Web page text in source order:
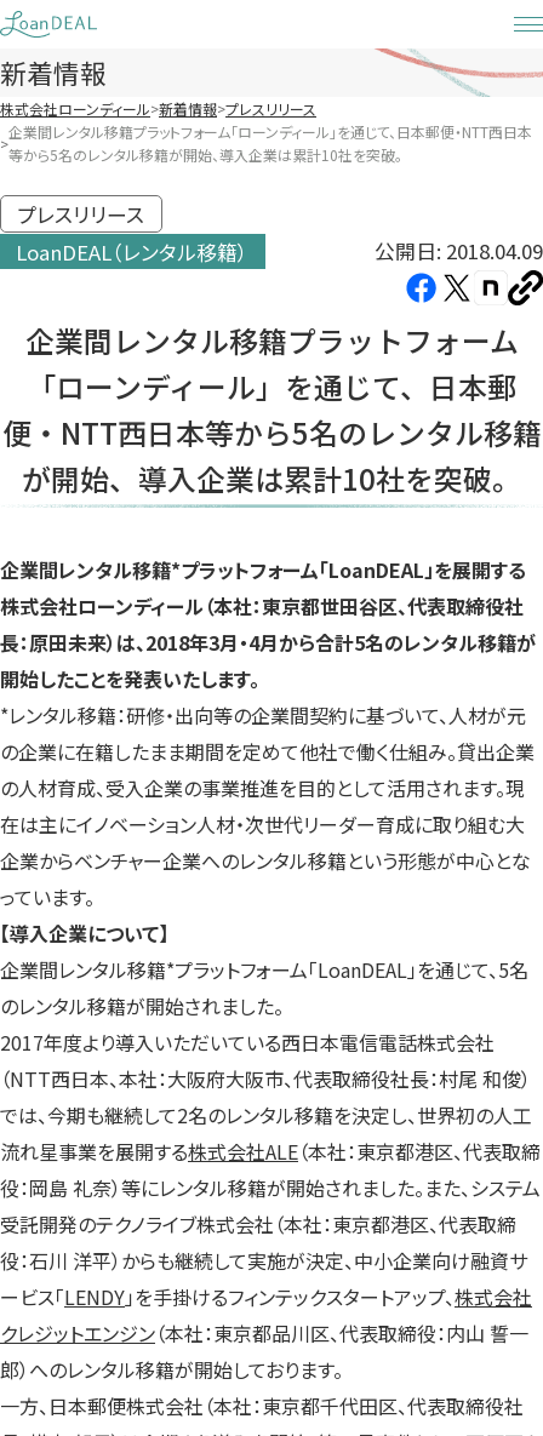
Skip
to
content
新着情報
株式会社ローンディール 新着情報 プレスリリース
企業間レンタル移籍プラットフォーム「ローンディール」を通じて、日本郵便・NTT西日本
等から5名のレンタル移籍が開始、導入企業は累計10社を突破。
プレスリリース
LoanDEAL（レンタル移籍）
公開日: 2018.04.09
Facebook（新
い
ブ
で
開
き
す）
X（新
い
タ
ブ
で
開
き
す）
note（新
い
タ
ブ
で
開
き
す）
企業間レンタル移籍プラットフォーム
「ローンディール」を通じて、日本郵
便・NTT西日本等から5名のレンタル移籍
が開始、導入企業は累計10社を突破。
企業間レンタル移籍*プラットフォーム「LoanDEAL」を展開する
株式会社ローンディール（本社：東京都世田谷区、代表取締役社
長：原田未来）は、2018年3月・4月から合計5名のレンタル移籍が
開始したことを発表いたします。
*レンタル移籍：研修・出向等の企業間契約に基づいて、人材が元
の企業に在籍したまま期間を定めて他社で働く仕組み。貸出企業
の人材育成、受入企業の事業推進を目的として活用されます。現
在は主にイノベーション人材・次世代リーダー育成に取り組む大
企業からベンチャー企業へのレンタル移籍という形態が中心とな
っています。
【導入企業について】
企業間レンタル移籍*プラットフォーム「LoanDEAL」を通じて、5名
のレンタル移籍が開始されました。
2017年度より導入いただいている西日本電信電話株式会社
（NTT西日本、本社：大阪府大阪市、代表取締役社長：村尾 和俊）
では、今期も継続して2名のレンタル移籍を決定し、世界初の人工
流れ星事業を展開する株式会社ALE（本社：東京都港区、代表取締
役：岡島 礼奈）等にレンタル移籍が開始されました。また、システム
受託開発のテクノライブ株式会社（本社：東京都港区、代表取締
役：石川 洋平）からも継続して実施が決定、中小企業向け融資サ
ービス「LENDY」を手掛けるフィンテックスタートアップ、株式会社
クレジットエンジン（本社：東京都品川区、代表取締役：内山 誓一
郎）へのレンタル移籍が開始しております。
一方、日本郵便株式会社（本社：東京都千代田区、代表取締役社